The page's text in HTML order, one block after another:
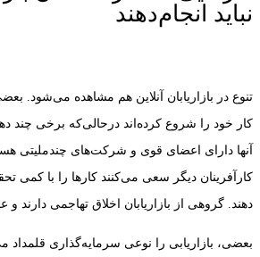
نباید انجام‌دهند
تنوع در بازاریابان آنلاین هم مشاهده می‌شود.
کار خود را شروع کرده‌اند درحالی‌که برخی چند
آنها دارای اعضای قوی و شرکت‌های چندملیتی
کارآفرینان دیگر سعی می‌کنند کارها را با کمی
دهند. گروهی از بازاریابان اخلاق تهاجمی دارند
بعضی، بازاریابی را نوعی سرمایه‌گذاری قلمداد